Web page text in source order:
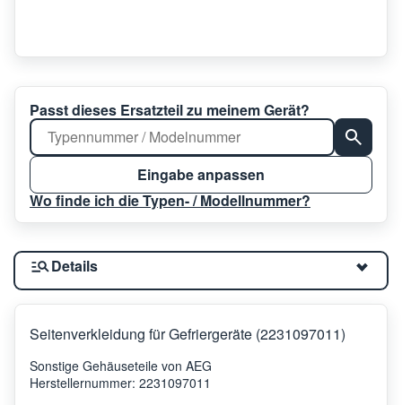
Passt dieses Ersatzteil zu meinem Gerät?
Eingabe anpassen
Wo finde ich die Typen- / Modellnummer?
Details
Seitenverkleidung für Gefriergeräte (2231097011)
Sonstige Gehäuseteile von AEG
Herstellernummer: 2231097011